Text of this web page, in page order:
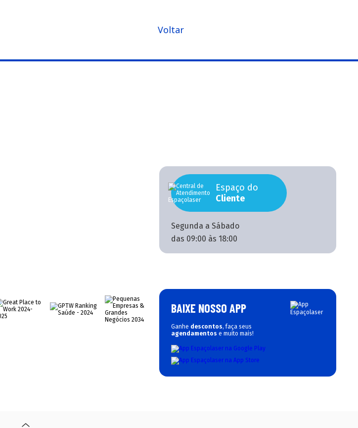
Voltar
Espaço do
Cliente
Segunda a Sábado
das 09:00 às 18:00
BAIXE NOSSO APP
Ganhe descontos, faça seus
agendamentos e muito mais!